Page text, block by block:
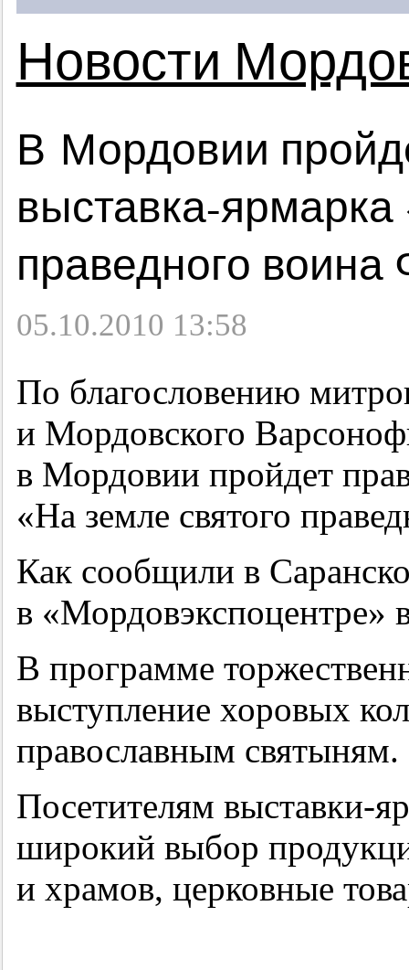
Новости
В Мордовии
выставка-
праведного
05.10.2010 13:58
По благословению
и Мордовского
в Мордовии пройдет
«На земле святого
Как сообщили в
в «Мордовэкспоцентре»
В программе
выступление хоровых
православным святыням.
Посетителям выставки-
широкий выбор
и храмов, церковные